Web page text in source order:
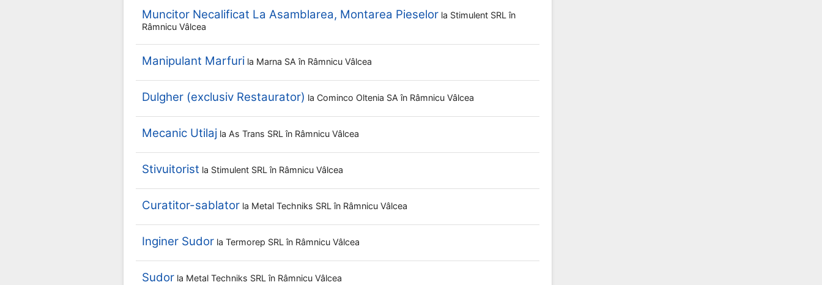
Muncitor Necalificat La Asamblarea, Montarea Pieselor la Stimulent SRL în
Râmnicu Vâlcea
Manipulant Marfuri la Marna SA în Râmnicu Vâlcea
Dulgher (exclusiv Restaurator) la Cominco Oltenia SA în Râmnicu Vâlcea
Mecanic Utilaj la As Trans SRL în Râmnicu Vâlcea
Stivuitorist la Stimulent SRL în Râmnicu Vâlcea
Curatitor-sablator la Metal Techniks SRL în Râmnicu Vâlcea
Inginer Sudor la Termorep SRL în Râmnicu Vâlcea
Sudor la Metal Techniks SRL în Râmnicu Vâlcea